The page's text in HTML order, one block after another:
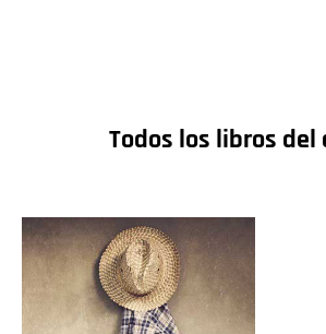
Todos los libros del